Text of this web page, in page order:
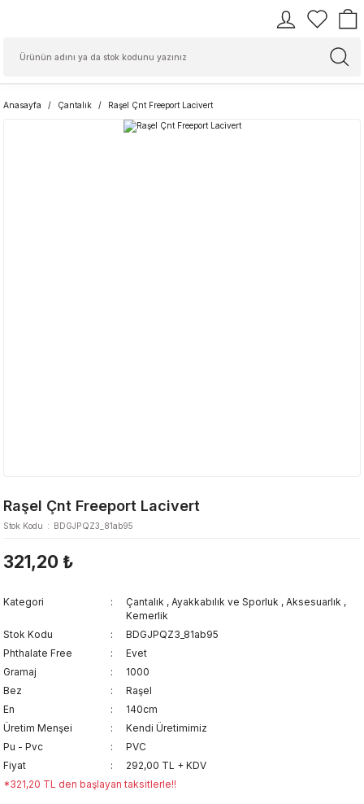
Anasayfa Çantalık Raşel Çnt Freeport Lacivert
Raşel Çnt Freeport Lacivert
Stok Kodu BDGJPQZ3_81ab95
321,20 ₺
Kategori Çantalık , Ayakkabılık ve Sporluk , Aksesuarlık ,
Kemerlik
Stok Kodu
BDGJPQZ3_81ab95
Phthalate Free
Evet
Gramaj
1000
Bez
Raşel
En
140cm
Üretim Menşei
Kendi Üretimimiz
Pu - Pvc
PVC
Fiyat
292,00 TL + KDV
*321,20 TL den başlayan taksitlerle!!